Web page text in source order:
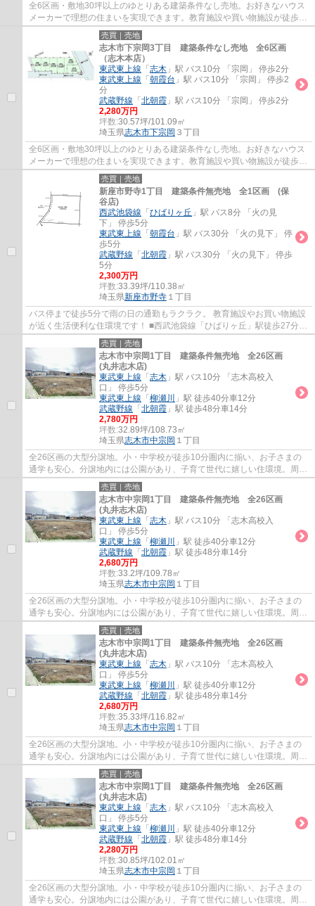
全6区画・敷地30坪以上のゆとりある建築条件なし売地。お好きなハウス
メーカーで理想の住まいを実現できます。教育施設や買い物施設が徒歩圏
に揃い、子育て世帯にも暮らしやすい住環境...
売買｜売地
志木市下宗岡3丁目 建築条件なし売地 全6区画
（志木本店）
東武東上線 「 志木 」駅 バス10分 「宗岡」 停歩2分
東武東上線 「 朝霞台 」駅 バス10分 「宗岡」 停歩2
分
武蔵野線 「 北朝霞 」駅 バス10分 「宗岡」 停歩2分
2,280万円
坪数:30.57坪/101.09㎡
埼玉県志木市下宗岡 ３丁目
全6区画・敷地30坪以上のゆとりある建築条件なし売地。お好きなハウス
メーカーで理想の住まいを実現できます。教育施設や買い物施設が徒歩圏
に揃い、子育て世帯にも暮らしやすい住環境...
売買｜売地
新座市野寺1丁目 建築条件無売地 全1区画 (保
谷店)
西武池袋線 「 ひばりヶ丘 」駅 バス8分 「火の見
下」 停歩5分
東武東上線 「 朝霞台 」駅 バス30分 「火の見下」 停
歩5分
武蔵野線 「 北朝霞 」駅 バス30分 「火の見下」 停歩
5分
2,300万円
坪数:33.39坪/110.38㎡
埼玉県新座市野寺 １丁目
バス停まで徒歩5分で雨の日の通勤もラクラク。 教育施設やお買い物施設
が近く生活便利な住環境です！ ■西武池袋線「ひばりヶ丘」駅徒歩27分
■33坪の建築条件無売地(現況：古家有/解体...
売買｜売地
志木市中宗岡1丁目 建築条件無売地 全26区画
(丸井志木店)
東武東上線 「 志木 」駅 バス10分 「志木高校入
口」 停歩5分
東武東上線 「 柳瀬川
」駅 徒歩40分車12分
武蔵野線 「 北朝霞 」駅 徒歩48分車14分
2,780万円
坪数:32.89坪/108.73㎡
埼玉県志木市中宗岡 １丁目
全26区画の大型分譲地。小・中学校が徒歩10分圏内に揃い、お子さまの
通学も安心。分譲地内には公園があり、子育て世代に嬉しい住環境。周辺
施設もあわせてご案内いたしますので、お気...
売買｜売地
志木市中宗岡1丁目 建築条件無売地 全26区画
(丸井志木店)
東武東上線 「 志木 」駅 バス10分 「志木高校入
口」 停歩5分
東武東上線 「 柳瀬川
」駅 徒歩40分車12分
武蔵野線 「 北朝霞 」駅 徒歩48分車14分
2,680万円
坪数:33.2坪/109.78㎡
埼玉県志木市中宗岡 １丁目
全26区画の大型分譲地。小・中学校が徒歩10分圏内に揃い、お子さまの
通学も安心。分譲地内には公園があり、子育て世代に嬉しい住環境。周辺
施設もあわせてご案内いたしますので、お気...
売買｜売地
志木市中宗岡1丁目 建築条件無売地 全26区画
(丸井志木店)
東武東上線 「 志木 」駅 バス10分 「志木高校入
口」 停歩5分
東武東上線 「 柳瀬川
」駅 徒歩40分車12分
武蔵野線 「 北朝霞 」駅 徒歩48分車14分
2,680万円
坪数:35.33坪/116.82㎡
埼玉県志木市中宗岡 １丁目
全26区画の大型分譲地。小・中学校が徒歩10分圏内に揃い、お子さまの
通学も安心。分譲地内には公園があり、子育て世代に嬉しい住環境。周辺
施設もあわせてご案内いたしますので、お気...
売買｜売地
志木市中宗岡1丁目 建築条件無売地 全26区画
(丸井志木店)
東武東上線 「 志木 」駅 バス10分 「志木高校入
口」 停歩5分
東武東上線 「 柳瀬川
」駅 徒歩40分車12分
武蔵野線 「 北朝霞 」駅 徒歩48分車14分
2,280万円
坪数:30.85坪/102.01㎡
埼玉県志木市中宗岡 １丁目
全26区画の大型分譲地。小・中学校が徒歩10分圏内に揃い、お子さまの
通学も安心。分譲地内には公園があり、子育て世代に嬉しい住環境。周辺